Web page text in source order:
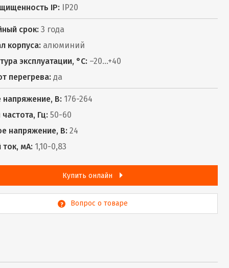
IP: IP20
срок: 3 года
корпуса: алюминий
эксплуатации, °С: –20...+40
перегрева: да
напряжение, В: 176-264
Гц: 50-60
напряжение, В: 24
ток, мА: 1,10-0,83
Купить онлайн
Вопрос о товаре